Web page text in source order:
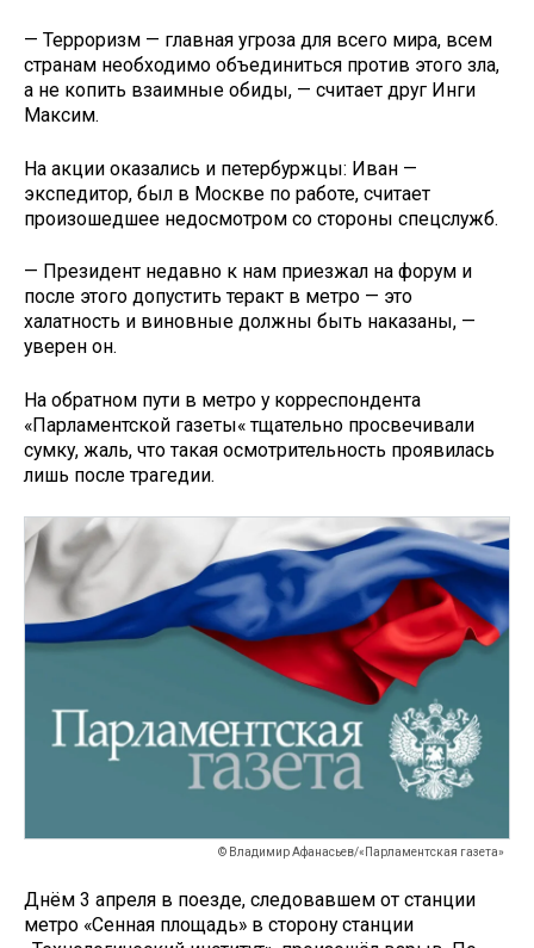
— Терроризм — главная угроза для всего мира, всем
странам необходимо объединиться против этого зла,
а не копить взаимные обиды, — считает друг Инги
Максим.
На акции оказались и петербуржцы: Иван —
экспедитор, был в Москве по работе, считает
произошедшее недосмотром со стороны спецслужб.
— Президент недавно к нам приезжал на форум и
после этого допустить теракт в метро — это
халатность и виновные должны быть наказаны, —
уверен он.
На обратном пути в метро у корреспондента
«Парламентской газеты« тщательно просвечивали
сумку, жаль, что такая осмотрительность проявилась
лишь после трагедии.
© Владимир Афанасьев/«Парламентская газета»
Днём 3 апреля в поезде, следовавшем от станции
метро «Сенная площадь» в сторону станции